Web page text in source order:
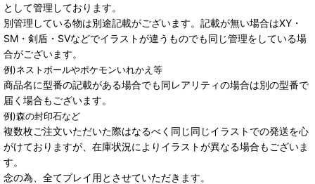
として管理しております。
別管理している物は別途記載がございます。記載が無い場合はXY・
SM・剣盾・SVなどでイラストが違うものでも同じ管理をしている場
合がございます。
例)ネストボールやポケモンいれかえ等
商品名に型番の記載がある場合でも同レアリティの場合は別の型番で
届く場合もございます。
例)森の封印石など
複数枚ご注文いただいた際はなるべく同じ同じイラストでの発送を心
がけておりますが、在庫状況によりイラストが異なる場合もございま
す。
念の為、全てプレイ用とさせていただきます。